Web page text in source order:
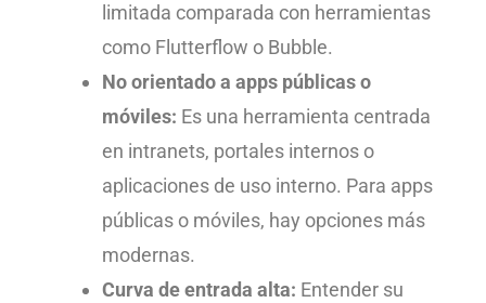
limitada comparada con herramientas
como Flutterflow o Bubble.
No orientado a apps públicas o
móviles: Es una herramienta centrada
en intranets, portales internos o
aplicaciones de uso interno. Para apps
públicas o móviles, hay opciones más
modernas.
Curva de entrada alta: Entender su